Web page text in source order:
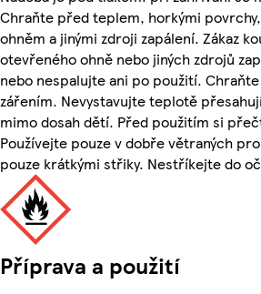
Chraňte před teplem, horkými
ohněm a jinými zdroji zapálení. Zákaz
otevřeného ohně nebo jiných zdrojů
nebo nespalujte ani po použití.
zářením. Nevystavujte teplotě
mimo dosah dětí. Před použitím si
Používejte pouze v dobře větraných
pouze krátkými střiky. Nestříkejte do
Příprava a použití